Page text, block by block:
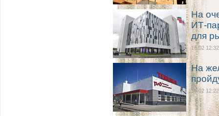
На
ИТ-
для
16.02 12:32
На
16.02 12:22